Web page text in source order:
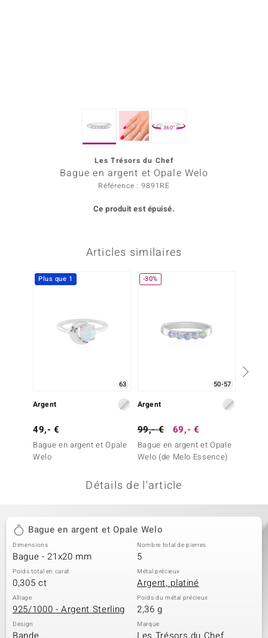
360°
Les Trésors du Chef
Bague en argent et Opale Welo
Référence : 9891RE
Ce produit est épuisé.
Articles similaires
Plus que 1
63
Argent
49,- €
Bague en argent et Opale
Welo
-30%
50-57
Argent
99,- € 69,- €
Bague en argent et Opale
Welo (de Melo Essence)
Détails de l'article
Bague en argent et Opale Welo
Dimensions
Bague - 21x20 mm
Nombre total de pierres
5
Poids total en carat
0,305 ct
Métal précieux
Argent, platiné
Alliage
925/1000 - Argent Sterling
Poids du métal précieux
2,36 g
Design Marque